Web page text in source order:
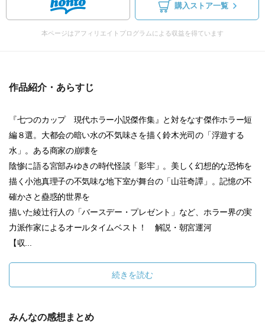
購入ストア一覧
本ページはアフィリエイトプログラムによる収益を得ています
作品紹介・あらすじ
『七つのカップ 現代ホラー小説傑作集』と対をなす傑作ホラー短
編８選。大都会の暗い水の不気味さを描く鈴木光司の「浮遊する
水」。ある商家の崩壊を
陰惨に語る宮部みゆきの時代怪談「影牢」。美しく幻想的な恐怖を
描く小池真理子の不気味な地下室が舞台の「山荘奇譚」。記憶の不
確かさと蠱惑的世界を
描いた綾辻行人の「バースデー・プレゼント」など、ホラー界の実
力派作家によるオールタイムベスト！ 解説・朝宮運河
【収...
続きを読む
みんなの感想まとめ